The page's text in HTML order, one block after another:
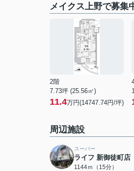
メイクス上野で募集
2階
7.73坪 (25.56㎡)
11.4万円(14747.74円/坪)
周辺施設
スーパー
ライフ 新御徒町店
1144ｍ（15分）